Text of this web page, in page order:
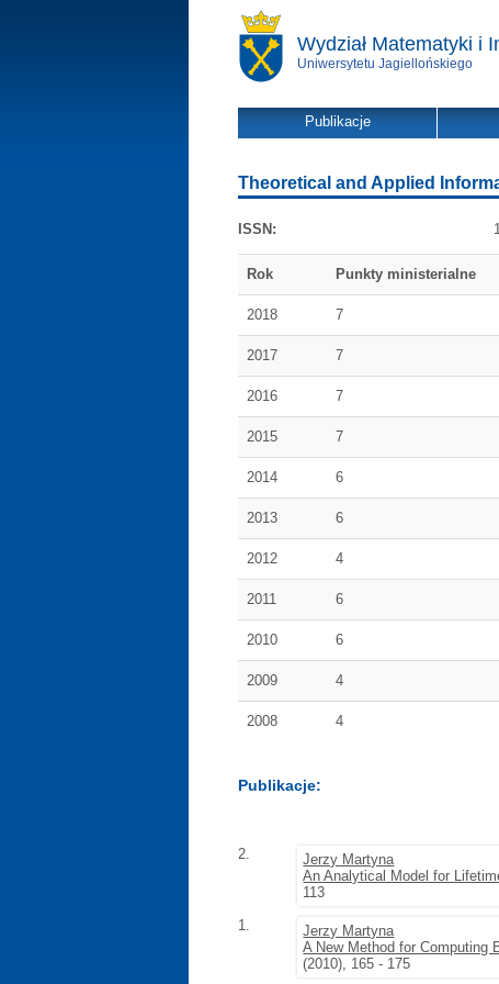
Wydział Matematyki i
Uniwersytetu Jagiellońskiego
Publikacje
Theoretical and Applied
ISSN:
Rok Punkty ministerialne
2018 7
2017 7
2016 7
2015 7
2014 6
2013 6
2012 4
2011 6
2010 6
2009 4
2008 4
Publikacje:
2.
Jerzy Martyna
An Analytical Model for
113
1.
Jerzy Martyna
A New Method for Computing
(2010), 165 - 175